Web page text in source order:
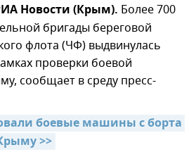
Новости (Крым). Более 700
бригады береговой
флота (ЧФ) выдвинулась
проверки боевой
сообщает в среду пресс-
боевые машины с борта
>>